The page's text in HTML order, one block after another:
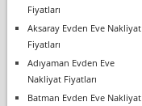
Fiyatları
Aksaray Evden Eve Nakliyat
Fiyatları
Adıyaman Evden Eve
Nakliyat Fiyatları
Batman Evden Eve Nakliyat